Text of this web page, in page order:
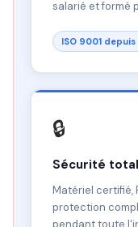
salarié et formé
ISO 9001 depuis
🔒
Sécurité
Matériel certifié,
protection
pendant toute